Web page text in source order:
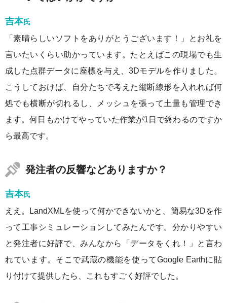
吉本氏
「素晴らしいソフトをありがとうございます！」とお礼を
言いたいくらい助かっています。たとえばこの現場でも生
成した点群データに座標を与え、3Dモデルを作りました。
こうしておけば、自分たちで考えた縦断線形を入れれば何
処でも横断が切れるし、メッシュを張って土量も管理でき
ます。何日もかけてやっていた作業が1日で終わるのですか
ら最高です。
発注者の反響などありますか？
吉本氏
ええ。LandXMLを使って何かできないかと、簡易な3Dを作
って工事シミュレーションしてみたんです。分かりやすい
と発注者に好評で、みんなから「データをくれ！」と言わ
れています。そこで武蔵の機能を使ってGoogle Earthに貼
り付けて提供したら、これもすごく好評でした。